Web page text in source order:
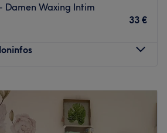
Waxing Intim
33 €
10:00
10:00